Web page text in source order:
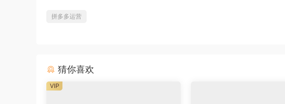
拼多多运营
猜你喜欢
VIP